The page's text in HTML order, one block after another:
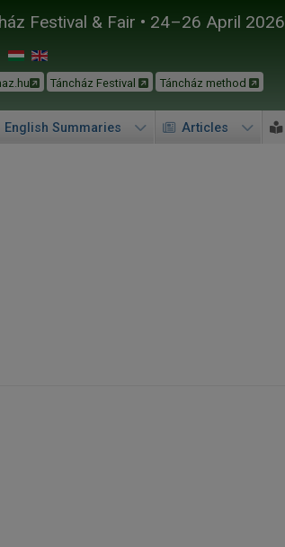
Festival & Fair • 24–26 April 2026
Táncház Festival Táncház method
English Summaries Articles